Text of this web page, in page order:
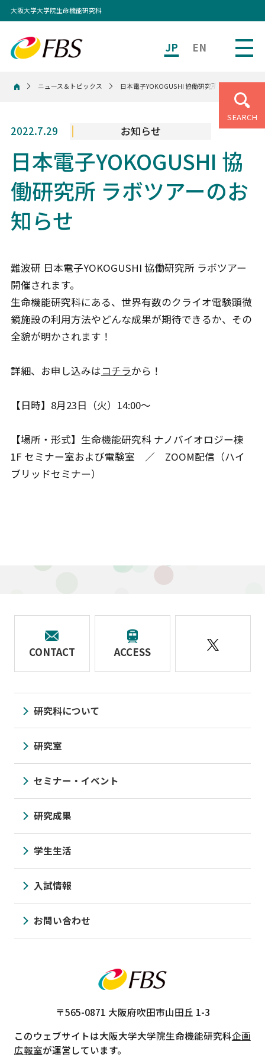
JP EN
大阪大学大学院生命機能研究科
SEARCH
ホームニュース＆トピックス 日本電子YOKOGUSHI 協働研究所 ラボツアーの
2022.7.29 お知らせ
日本電子YOKOGUSHI 協
働研究所 ラボツアーのお
知らせ
難波研 日本電子YOKOGUSHI 協働研究所 ラボツアー
開催されます。
生命機能研究科にある、世界有数のクライオ電験顕微
鏡施設の利用方法やどんな成果が期待できるか、その
全貌が明かされます！
詳細、お申し込みはコチラから！
【日時】8月23日（火）14:00〜
【場所・形式】生命機能研究科 ナノバイオロジー棟
1F セミナー室および電験室 ／ ZOOM配信（ハイ
ブリッドセミナー）
CONTACT ACCESS
〒565-0871 大阪府吹田市山田丘 1-3
このウェブサイトは大阪大学大学院生命機能研究科企画
広報室が運営しています。
研究科について
研究室
セミナー・イベント
研究成果
学生生活
入試情報
お問い合わせ